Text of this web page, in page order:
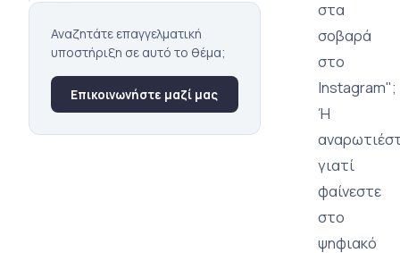
Αναζητάτε επαγγελματική
υποστήριξη σε αυτό το θέμα;
Επικοινωνήστε μαζί μας
στα
σοβαρά
στο
Instagram";
Ή
γιατί
φαίνεστε
στο
ψηφιακό